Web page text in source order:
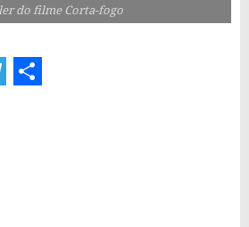
do filme Corta-fogo
Share